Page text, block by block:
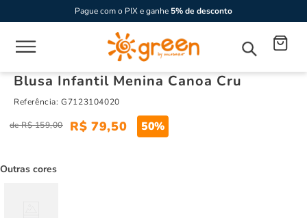
Pague com o PIX e ganhe 5% de desconto
Blusa Infantil Menina Canoa Cru
Referência:G7123104020
R$ 159,00 R$ 79,50 50%
Outras cores